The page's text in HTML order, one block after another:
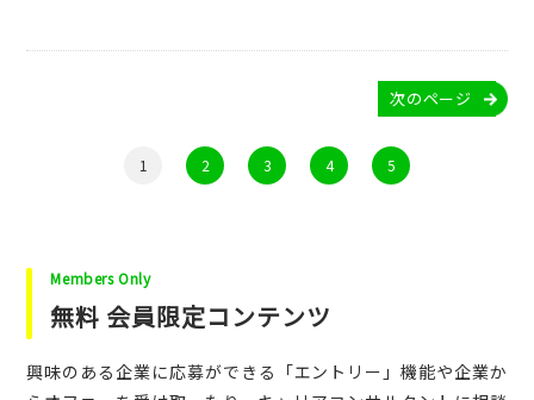
次のページ
1 2 3 4 5
Members Only
無料 会員限定コンテンツ
興味のある企業に応募ができる「エントリー」機能や企業か